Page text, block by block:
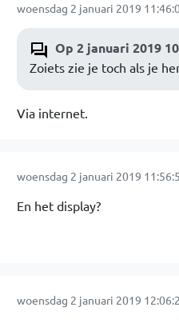
woensdag 2 januari 2019
Op 2 januari 2019
Zoiets zie je toch als je
Via internet.
woensdag 2 januari 2019
En het display?
woensdag 2 januari 2019